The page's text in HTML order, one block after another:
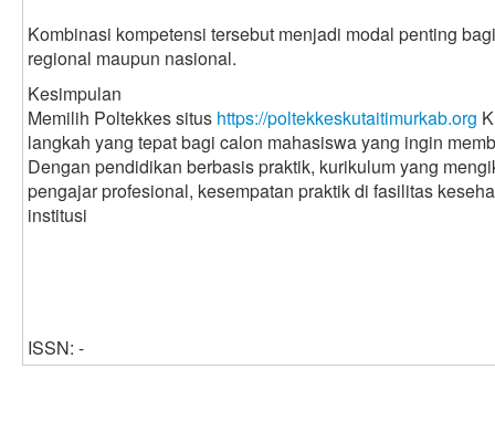
Kombinasi kompetensi tersebut menjadi modal penting
regional maupun nasional.
Kesimpulan
Memilih Poltekkes situs https://poltekkeskutaitimurkab.org
langkah yang tepat bagi calon mahasiswa yang ingin
Dengan pendidikan berbasis praktik, kurikulum yang
pengajar profesional, kesempatan praktik di fasilitas
institusi
ISSN: -